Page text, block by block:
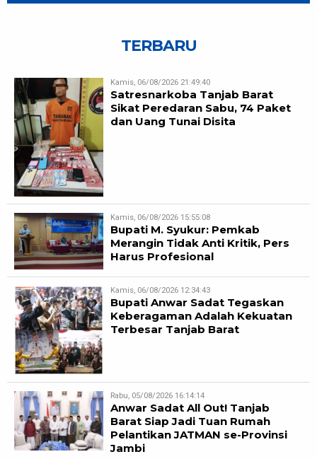
TERBARU
Kamis, 06/08/2026 21:49:40
Satresnarkoba Tanjab Barat
Sikat Peredaran Sabu, 74 Paket
dan Uang Tunai Disita
Kamis, 06/08/2026 15:55:08
Bupati M. Syukur: Pemkab
Merangin Tidak Anti Kritik, Pers
Harus Profesional
Kamis, 06/08/2026 12:34:43
Bupati Anwar Sadat Tegaskan
Keberagaman Adalah Kekuatan
Terbesar Tanjab Barat
Rabu, 05/08/2026 16:14:14
Anwar Sadat All Out! Tanjab
Barat Siap Jadi Tuan Rumah
Pelantikan JATMAN se-Provinsi
Jambi